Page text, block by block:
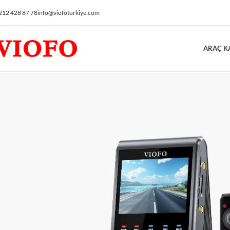
428 87 78info@viofoturkiye.com
ARAÇ